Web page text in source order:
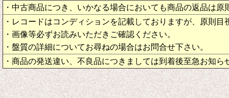
・中古商品につき、いかなる場合においても商品の返品は原
・レコードはコンディションを記載しておりますが、原則目
・画像等必ずお読みいただきご確認ください。
・盤質の詳細についてお尋ねの場合はお問合せ下さい。
・商品の発送違い、不良品につきましては到着後至急お知ら